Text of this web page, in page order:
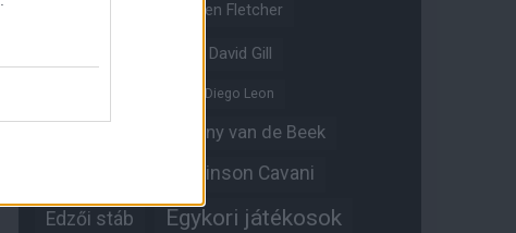
Darren Fletcher
David Gill
Diego Leon
Donny van de Beek
Edinson Cavani
Edzői stáb Egykori játékosok